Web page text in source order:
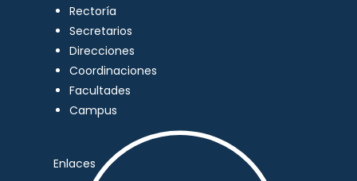
Rectoría
Secretarios
Direcciones
Coordinaciones
Facultades
Campus
Enlaces